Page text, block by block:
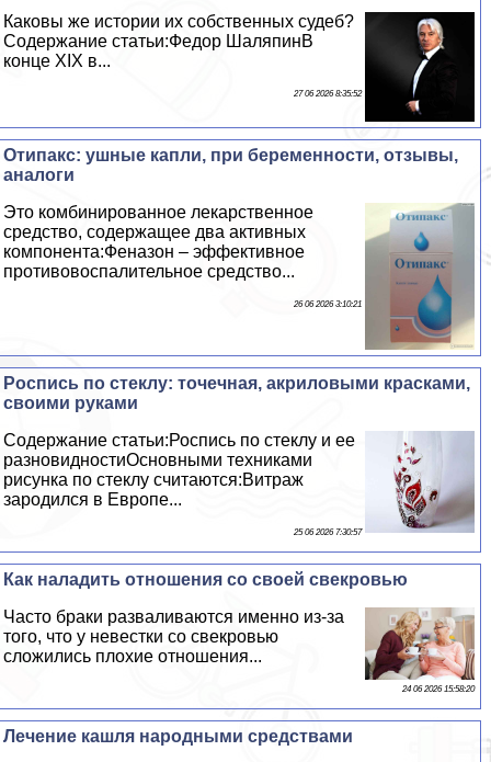
Каковы же истории их собственных судеб?
Содержание статьи:Федор ШаляпинВ
конце XIX в...
27 06 2026 8:35:52
Отипакс: ушные капли, при беременности, отзывы,
аналоги
Это комбинированное лекарственное
средство, содержащее два активных
компонента:Феназон – эффективное
противовоспалительное средство...
26 06 2026 3:10:21
Роспись по стеклу: точечная, акриловыми красками,
своими руками
Содержание статьи:Роспись по стеклу и ее
разновидностиОсновными техниками
рисунка по стеклу считаются:Витраж
зародился в Европе...
25 06 2026 7:30:57
Как наладить отношения со своей свекровью
Часто бpaки разваливаются именно из-за
того, что у невестки со свекровью
сложились плохие отношения...
24 06 2026 15:58:20
Лечение кашля народными средствами